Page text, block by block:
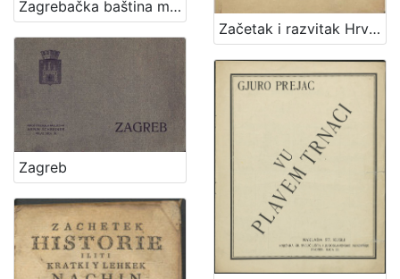
Zagrebačka baština minulih stoljeća na novom internetskom portalu
Zagreb
Začetak i razvitak Hrvatskog kazališta sa stručnog stanovišta : za šire općinstvo / napisao Nikola Milan (Simeonović)